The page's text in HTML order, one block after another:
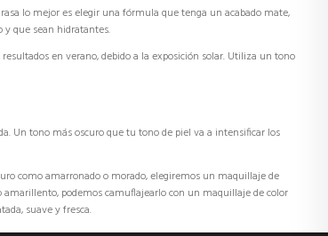
lo mejor es elegir una fórmula que tenga un acabado mate,
y que sean hidratantes.
en verano, debido a la exposición solar. Utiliza un tono
Un tono más oscuro que tu tono de piel va a intensificar los
como amarronado o morado, elegiremos un maquillaje de
amarillento, podemos camuflajearlo con un maquillaje de color
suave y fresca.